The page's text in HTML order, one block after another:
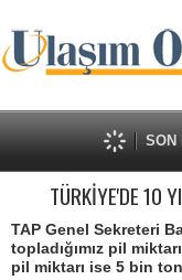
SON
TÜRKİYE'DE 10
TAP Genel Sekreteri
topladığımız pil
pil miktarı ise 5 bin